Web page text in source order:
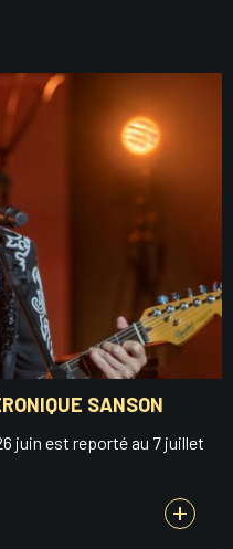
SANSON
juin est reporté au 7 juillet